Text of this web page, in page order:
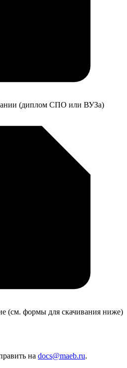
(диплом СПО или ВУЗа)
(см. формы для скачивания ниже)
на docs@maeb.ru.